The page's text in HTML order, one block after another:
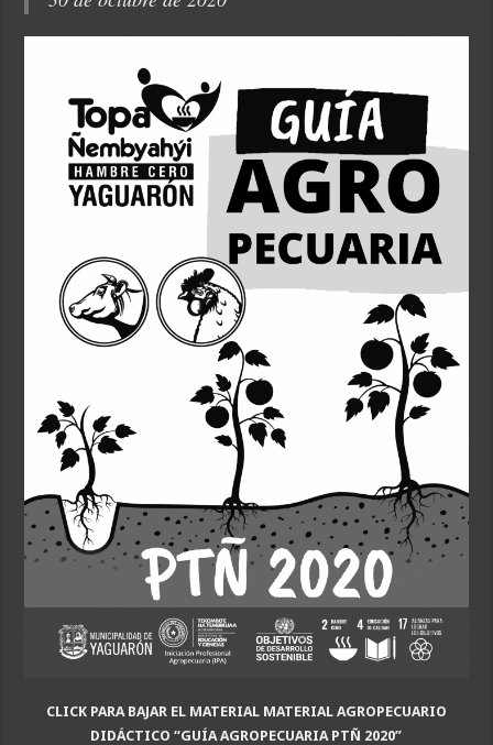
CLICK PARA BAJAR EL MATERIAL MATERIAL AGROPECUARIO
DIDÁCTICO “GUÍA AGROPECUARIA PTÑ 2020”